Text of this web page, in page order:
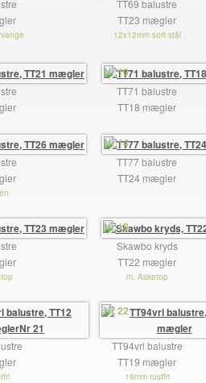
TT69 balustre
TT23 mægler
12x12mm sort stål
TT71 balustre
TT18 mægler
Nr 10
TT77 balustre
TT24 mægler
Nr 14
Skawbo kryds
TT22 mægler
m. Asketop
Nr 18
TT94vrl balustre
TT19 mægler
19mm rustfri
Nr 22